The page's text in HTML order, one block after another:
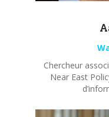
Chercheur
Near East